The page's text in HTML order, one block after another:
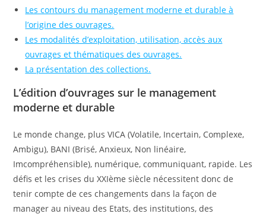
Les contours du management moderne et durable à
l’origine des ouvrages.
Les modalités d’exploitation, utilisation, accès aux
ouvrages et thématiques des ouvrages.
La présentation des collections.
L’édition d’ouvrages sur le management
moderne et durable
Le monde change, plus VICA (Volatile, Incertain, Complexe,
Ambigu), BANI (Brisé, Anxieux, Non linéaire,
Imcompréhensible), numérique, communiquant, rapide. Les
défis et les crises du XXIème siècle nécessitent donc de
tenir compte de ces changements dans la façon de
manager au niveau des Etats, des institutions, des